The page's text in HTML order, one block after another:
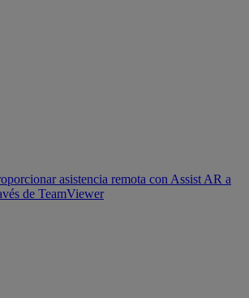
asistencia remota con Assist AR a
de TeamViewer